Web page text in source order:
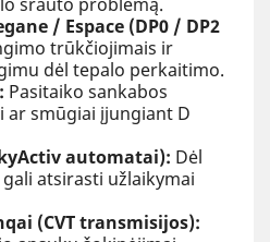
/ Espace (DP0 / DP2
trūkčiojimais ir
dėl tepalo perkaitimo.
Pasitaiko sankabos
ar smūgiai įjungiant D
automatai): Dėl
atsirasti užlaikymai
(CVT transmisijos):